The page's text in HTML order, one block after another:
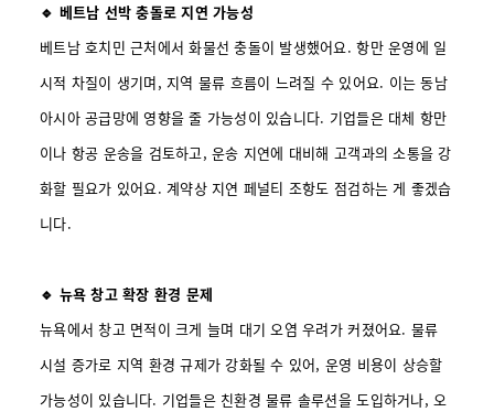
🔹 베트남 선박 충돌로 지연 가능성
베트남 호치민 근처에서 화물선 충돌이 발생했어요. 항만 운영에 일
시적 차질이 생기며, 지역 물류 흐름이 느려질 수 있어요. 이는 동남
아시아 공급망에 영향을 줄 가능성이 있습니다. 기업들은 대체 항만
이나 항공 운송을 검토하고, 운송 지연에 대비해 고객과의 소통을 강
화할 필요가 있어요. 계약상 지연 페널티 조항도 점검하는 게 좋겠습
니다.
🔹 뉴욕 창고 확장 환경 문제
뉴욕에서 창고 면적이 크게 늘며 대기 오염 우려가 커졌어요. 물류
시설 증가로 지역 환경 규제가 강화될 수 있어, 운영 비용이 상승할
가능성이 있습니다. 기업들은 친환경 물류 솔루션을 도입하거나, 오